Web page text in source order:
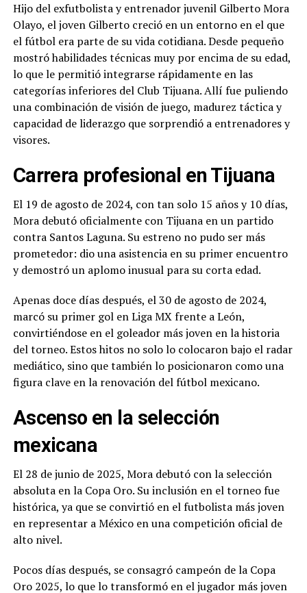
Hijo del exfutbolista y entrenador juvenil Gilberto Mora
Olayo, el joven Gilberto creció en un entorno en el que
el fútbol era parte de su vida cotidiana. Desde pequeño
mostró habilidades técnicas muy por encima de su edad,
lo que le permitió integrarse rápidamente en las
categorías inferiores del Club Tijuana. Allí fue puliendo
una combinación de visión de juego, madurez táctica y
capacidad de liderazgo que sorprendió a entrenadores y
visores.
Carrera profesional en Tijuana
El 19 de agosto de 2024, con tan solo 15 años y 10 días,
Mora debutó oficialmente con Tijuana en un partido
contra Santos Laguna. Su estreno no pudo ser más
prometedor: dio una asistencia en su primer encuentro
y demostró un aplomo inusual para su corta edad.
Apenas doce días después, el 30 de agosto de 2024,
marcó su primer gol en Liga MX frente a León,
convirtiéndose en el goleador más joven en la historia
del torneo. Estos hitos no solo lo colocaron bajo el radar
mediático, sino que también lo posicionaron como una
figura clave en la renovación del fútbol mexicano.
Ascenso en la selección
mexicana
El 28 de junio de 2025, Mora debutó con la selección
absoluta en la Copa Oro. Su inclusión en el torneo fue
histórica, ya que se convirtió en el futbolista más joven
en representar a México en una competición oficial de
alto nivel.
Pocos días después, se consagró campeón de la Copa
Oro 2025, lo que lo transformó en el jugador más joven